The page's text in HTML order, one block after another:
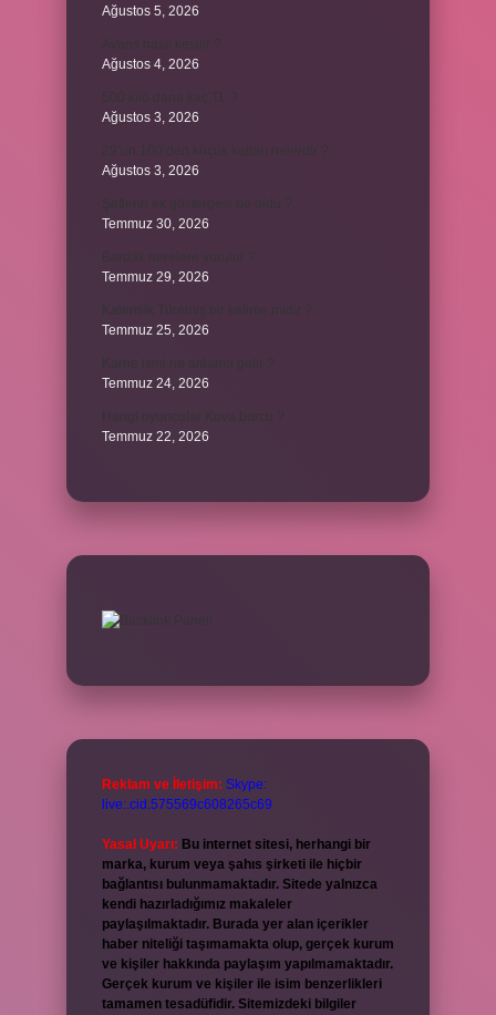
Ağustos 5, 2026
Ağustos 4, 2026
Ağustos 3, 2026
Ağustos 3, 2026
Temmuz 30, 2026
Temmuz 29, 2026
Temmuz 25, 2026
Temmuz 24, 2026
Temmuz 22, 2026
Reklam ve İletişim: Skype:
live:.cid.575569c608265c69
Yasal Uyarı: Bu internet sitesi, herhangi bir
marka, kurum veya şahıs şirketi ile hiçbir
bağlantısı bulunmamaktadır. Sitede yalnızca
kendi hazırladığımız makaleler
paylaşılmaktadır. Burada yer alan içerikler
haber niteliği taşımamakta olup, gerçek kurum
ve kişiler hakkında paylaşım yapılmamaktadır.
Gerçek kurum ve kişiler ile isim benzerlikleri
tamamen tesadüfidir. Sitemizdeki bilgiler